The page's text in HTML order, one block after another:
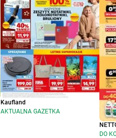
Kaufland
AKTUALNA GAZETKA
DO